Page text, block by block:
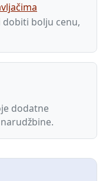
dobiti bolju cenu,
dodatne